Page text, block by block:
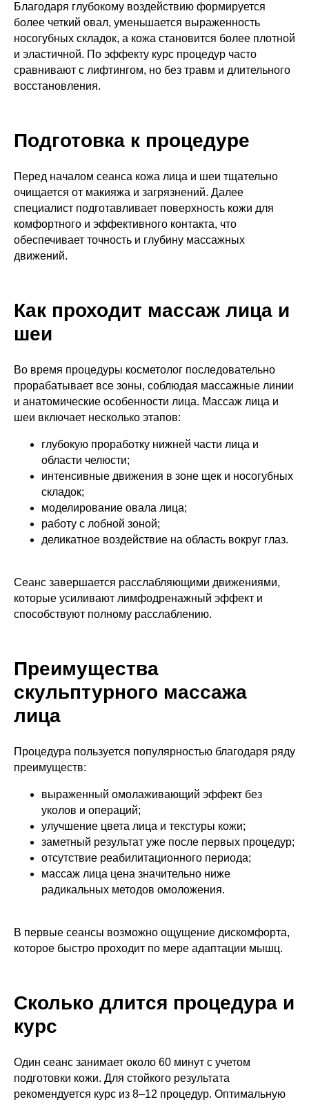
Благодаря глубокому воздействию формируется
более четкий овал, уменьшается выраженность
носогубных складок, а кожа становится более плотной
и эластичной. По эффекту курс процедур часто
сравнивают с лифтингом, но без травм и длительного
восстановления.
Подготовка к процедуре
Перед началом сеанса кожа лица и шеи тщательно
очищается от макияжа и загрязнений. Далее
специалист подготавливает поверхность кожи для
комфортного и эффективного контакта, что
обеспечивает точность и глубину массажных
движений.
Как проходит массаж лица и
шеи
Во время процедуры косметолог последовательно
прорабатывает все зоны, соблюдая массажные линии
и анатомические особенности лица. Массаж лица и
шеи включает несколько этапов:
глубокую проработку нижней части лица и
области челюсти;
интенсивные движения в зоне щек и носогубных
складок;
моделирование овала лица;
работу с лобной зоной;
деликатное воздействие на область вокруг глаз.
Сеанс завершается расслабляющими движениями,
которые усиливают лимфодренажный эффект и
способствуют полному расслаблению.
Преимущества
скульптурного массажа
лица
Процедура пользуется популярностью благодаря ряду
преимуществ:
выраженный омолаживающий эффект без
уколов и операций;
улучшение цвета лица и текстуры кожи;
заметный результат уже после первых процедур;
отсутствие реабилитационного периода;
массаж лица цена значительно ниже
радикальных методов омоложения.
В первые сеансы возможно ощущение дискомфорта,
которое быстро проходит по мере адаптации мышц.
Сколько длится процедура и
курс
Один сеанс занимает около 60 минут с учетом
подготовки кожи. Для стойкого результата
рекомендуется курс из 8–12 процедур. Оптимальную